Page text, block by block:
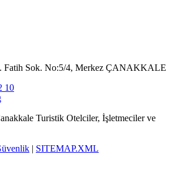
Fatih Sok. No:5/4, Merkez ÇANAKKALE
10
Turistik Otelciler, İşletmeciler ve
| SITEMAP.XML